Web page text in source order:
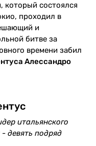
который состоялся
проходил в
и
битве за
времени забил
Алессандро
итальянского
девять подряд